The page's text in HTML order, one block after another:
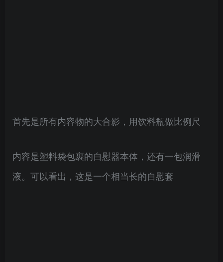
首先是所有内容物的大合影，用饮料瓶做比例尺
内容是塑料袋包裹的自慰器本体，还有一包润滑
液。可以看出，这是一个相当长的自慰套